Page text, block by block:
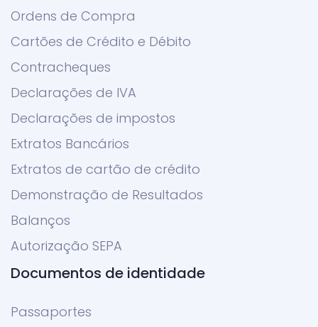
Ordens de Compra
Cartões de Crédito e Débito
Contracheques
Declarações de IVA
Declarações de impostos
Extratos Bancários
Extratos de cartão de crédito
Demonstração de Resultados
Balanços
Autorização SEPA
Documentos de identidade
Passaportes